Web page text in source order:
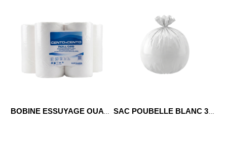
BOBINE ESSUYAGE OUATE X12 SAC POUBELLE BLANC 30LITRES X500